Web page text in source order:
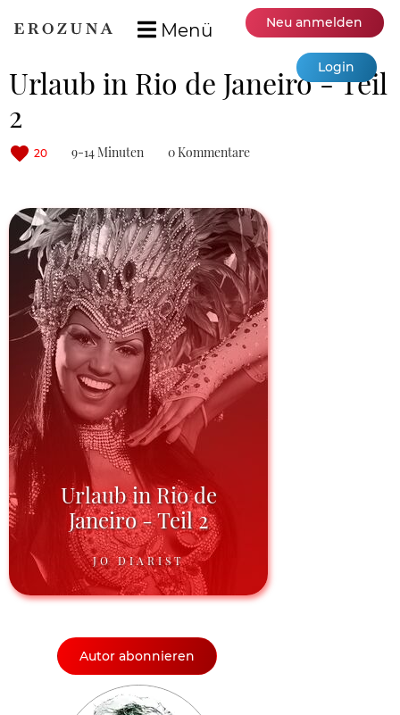
Menü Neu anmelden
Login
Urlaub in Rio de Janeiro - Teil
2
20 9-14 Minuten 0 Kommentare
Urlaub in Rio de
Janeiro - Teil 2
JO DIARIST
Autor abonnieren